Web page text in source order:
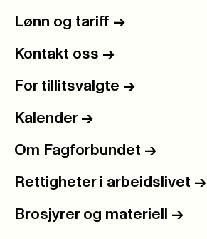
Lønn og tariff ->
Kontakt oss ->
For tillitsvalgte ->
Kalender ->
Om Fagforbundet ->
Rettigheter i arbeidslivet ->
Brosjyrer og materiell ->